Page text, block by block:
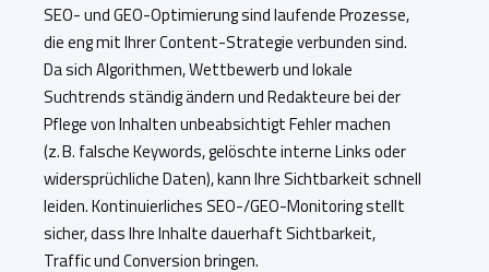
SEO- und GEO-Optimierung sind laufende Prozesse,
die eng mit Ihrer Content-Strategie verbunden sind.
Da sich Algorithmen, Wettbewerb und lokale
Suchtrends ständig ändern und Redakteure bei der
Pflege von Inhalten unbeabsichtigt Fehler machen
(z. B. falsche Keywords, gelöschte interne Links oder
widersprüchliche Daten), kann Ihre Sichtbarkeit schnell
leiden. Kontinuierliches SEO-/GEO-Monitoring stellt
sicher, dass Ihre Inhalte dauerhaft Sichtbarkeit,
Traffic und Conversion bringen.